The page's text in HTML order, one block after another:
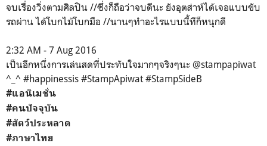
จบเรื่องวิ่งตามศิลปิน //ซึ่งก็ถือว่าจบดีนะ ยังอุตส่าห์ได้เจอแบบขับ
รถผ่าน ได้โบกไม้โบกมือ //นานๆทำอะไรแบบนี้ทีก็หนุกดี
2:32 AM - 7 Aug 2016
เป็นอีกหนึ่งการเล่นสดที่ประทับใจมากๆจริงๆนะ @stampapiwat
^_^ #happinessis #StampApiwat #StampSideB
#แอนิเมชั่น
#คนปัจจุบัน
#สัตว์ประหลาด
#ภาษาไทย